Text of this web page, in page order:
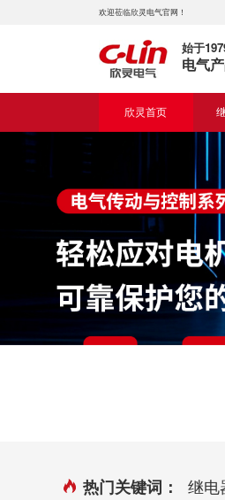
欢迎莅临欣灵电气官网！
始于
电气
欣灵首页
时间继
固体继
计数继
液位继
热门关键词： 继电